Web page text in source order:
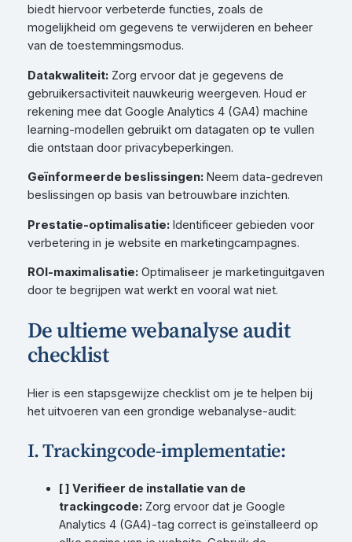
biedt hiervoor verbeterde functies, zoals de
mogelijkheid om gegevens te verwijderen en beheer
van de toestemmingsmodus.
Datakwaliteit:Zorg ervoor dat je gegevens de
gebruikersactiviteit nauwkeurig weergeven. Houd er
rekening mee dat Google Analytics 4 (GA4) machine
learning-modellen gebruikt om datagaten op te vullen
die ontstaan door privacybeperkingen.
Geïnformeerde beslissingen:Neem data-gedreven
beslissingen op basis van betrouwbare inzichten.
Prestatie-optimalisatie:Identificeer gebieden voor
verbetering in je website en marketingcampagnes.
ROI-maximalisatie:Optimaliseer je marketinguitgaven
door te begrijpen wat werkt en vooral wat niet.
De ultieme webanalyse audit
checklist
Hier is een stapsgewijze checklist om je te helpen bij
het uitvoeren van een grondige webanalyse-audit:
I. Trackingcode-implementatie:
[ ] Verifieer de installatie van de
trackingcode:Zorg ervoor dat je Google
Analytics 4 (GA4)-tag correct is geïnstalleerd op